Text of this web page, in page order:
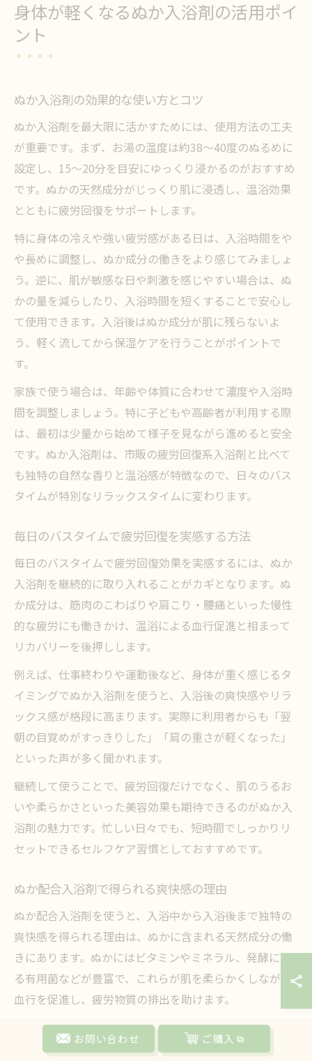
身体が軽くなるぬか入浴剤の活用ポイ
ント
ぬか入浴剤の効果的な使い方とコツ
ぬか入浴剤を最大限に活かすためには、使用方法の工夫
が重要です。まず、お湯の温度は約38～40度のぬるめに
設定し、15～20分を目安にゆっくり浸かるのがおすすめ
です。ぬかの天然成分がじっくり肌に浸透し、温浴効果
とともに疲労回復をサポートします。
特に身体の冷えや強い疲労感がある日は、入浴時間をや
や長めに調整し、ぬか成分の働きをより感じてみましょ
う。逆に、肌が敏感な日や刺激を感じやすい場合は、ぬ
かの量を減らしたり、入浴時間を短くすることで安心し
て使用できます。入浴後はぬか成分が肌に残らないよ
う、軽く流してから保湿ケアを行うことがポイントで
す。
家族で使う場合は、年齢や体質に合わせて濃度や入浴時
間を調整しましょう。特に子どもや高齢者が利用する際
は、最初は少量から始めて様子を見ながら進めると安全
です。ぬか入浴剤は、市販の疲労回復系入浴剤と比べて
も独特の自然な香りと温浴感が特徴なので、日々のバス
タイムが特別なリラックスタイムに変わります。
毎日のバスタイムで疲労回復を実感する方法
毎日のバスタイムで疲労回復効果を実感するには、ぬか
入浴剤を継続的に取り入れることがカギとなります。ぬ
か成分は、筋肉のこわばりや肩こり・腰痛といった慢性
的な疲労にも働きかけ、温浴による血行促進と相まって
リカバリーを後押しします。
例えば、仕事終わりや運動後など、身体が重く感じるタ
イミングでぬか入浴剤を使うと、入浴後の爽快感やリラ
ックス感が格段に高まります。実際に利用者からも「翌
朝の目覚めがすっきりした」「肩の重さが軽くなった」
といった声が多く聞かれます。
継続して使うことで、疲労回復だけでなく、肌のうるお
いや柔らかさといった美容効果も期待できるのがぬか入
浴剤の魅力です。忙しい日々でも、短時間でしっかりリ
セットできるセルフケア習慣としておすすめです。
ぬか配合入浴剤で得られる爽快感の理由
ぬか配合入浴剤を使うと、入浴中から入浴後まで独特の
爽快感を得られる理由は、ぬかに含まれる天然成分の働
きにあります。ぬかにはビタミンやミネラル、発酵によ
る有用菌などが豊富で、これらが肌を柔らかくしながら
血行を促進し、疲労物質の排出を助けます。
また、ぬか特有の自然な香りは、心身をリラックスさせ
副交感神経を優位に導く効果も期待できます。これによ
お問い合わせ ご購入